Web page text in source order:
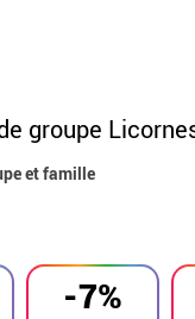
groupe
et famille
-7%